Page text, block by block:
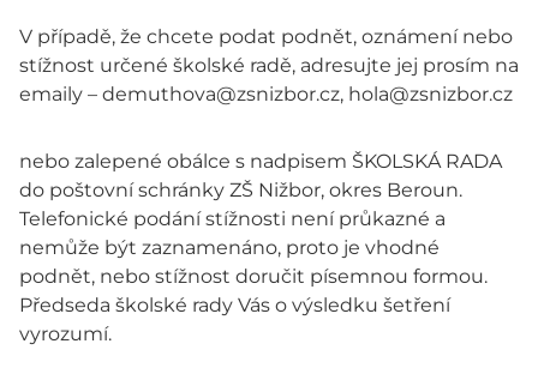
V případě, že chcete podat podnět, oznámení nebo
stížnost určené školské radě, adresujte jej prosím na
emaily – demuthova@zsnizbor.cz, hola@zsnizbor.cz
nebo zalepené obálce s nadpisem ŠKOLSKÁ RADA
do poštovní schránky ZŠ Nižbor, okres Beroun.
Telefonické podání stížnosti není průkazné a
nemůže být zaznamenáno, proto je vhodné
podnět, nebo stížnost doručit písemnou formou.
Předseda školské rady Vás o výsledku šetření
vyrozumí.